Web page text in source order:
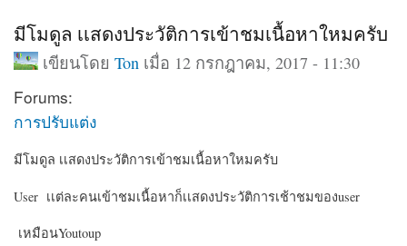
มีโมดูล เเสดงประวัติการเข้าชมเนื้อหาใหมครับ
เขียนโดย Tonเมื่อ 12 กรกฎาคม, 2017 - 11:30
Forums:
การปรับแต่ง
มีโมดูล เเสดงประวัติการเข้าชมเนื้อหาใหมครับ
User เเต่ละคนเข้าชมเนื้อหาก็เเสดงประวัติการเช้าชมของuser
เหมือนYoutoup